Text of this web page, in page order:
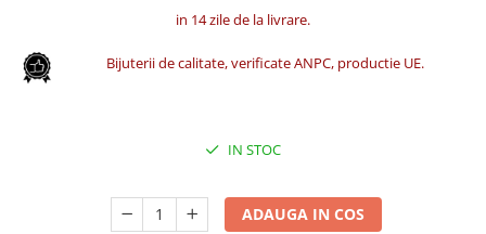
in 14 zile de la livrare.
Bijuterii de calitate, verificate ANPC, productie UE.
IN STOC
ADAUGA IN COS